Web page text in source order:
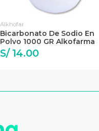
Alkhofar
Bicarbonato De Sodio En
Polvo 1000 GR Alkofarma
S/ 14.00